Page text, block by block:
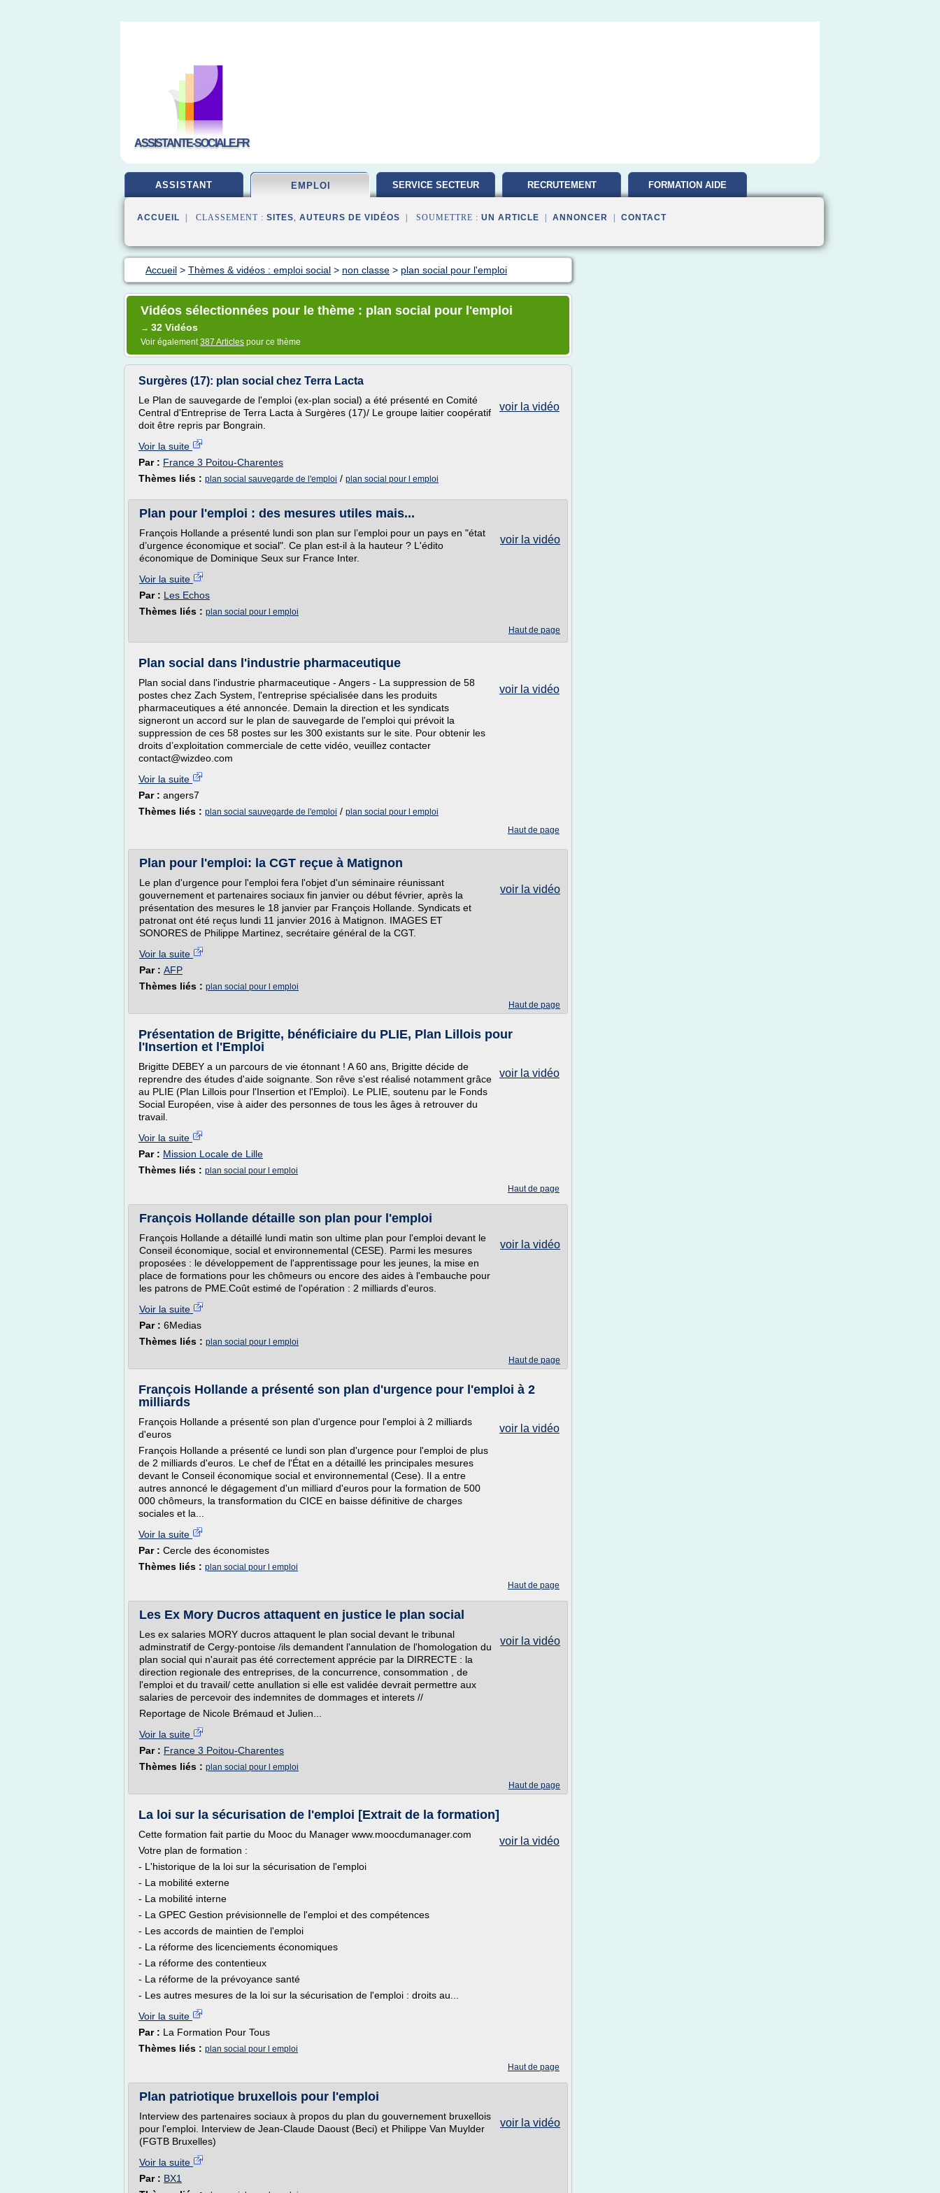
ASSISTANTE-SOCIALE.FR
ASSISTANT EMPLOI SERVICE SECTEUR RECRUTEMENT FORMATION AIDE
ACCUEIL | CLASSEMENT : SITES, AUTEURS DE VIDÉOS | SOUMETTRE : UN ARTICLE ANNONCER CONTACT
Accueil > Thèmes & vidéos : emploi social > non classe > plan social pour l'emploi
Vidéos sélectionnées pour le thème : plan social pour l'emploi
→ 32 Vidéos
Voir également387 Articles pour ce thème
Surgères (17): plan social chez Terra Lacta
voir la vidéo
Le Plan de sauvegarde de l'emploi (ex-plan social) a été présenté en Comité
Central d'Entreprise de Terra Lacta à Surgères (17)/ Le groupe laitier coopératif
doit être repris par Bongrain.
Voir la suite
Par : France 3 Poitou-Charentes
Thèmes liés : plan social sauvegarde de l'emploi / plan social pour l emploi
Plan pour l'emploi : des mesures utiles mais...
voir la vidéo
François Hollande a présenté lundi son plan sur l’emploi pour un pays en "état
d’urgence économique et social". Ce plan est-il à la hauteur ? L'édito
économique de Dominique Seux sur France Inter.
Voir la suite
Par : Les Echos
Thèmes liés : plan social pour l emploi
Haut de page
Plan social dans l'industrie pharmaceutique
voir la vidéo
Plan social dans l'industrie pharmaceutique - Angers - La suppression de 58
postes chez Zach System, l'entreprise spécialisée dans les produits
pharmaceutiques a été annoncée. Demain la direction et les syndicats
signeront un accord sur le plan de sauvegarde de l'emploi qui prévoit la
suppression de ces 58 postes sur les 300 existants sur le site. Pour obtenir les
droits d’exploitation commerciale de cette vidéo, veuillez contacter
contact@wizdeo.com
Voir la suite
Par : angers7
Thèmes liés : plan social sauvegarde de l'emploi / plan social pour l emploi
Haut de page
Plan pour l'emploi: la CGT reçue à Matignon
voir la vidéo
Le plan d'urgence pour l'emploi fera l'objet d'un séminaire réunissant
gouvernement et partenaires sociaux fin janvier ou début février, après la
présentation des mesures le 18 janvier par François Hollande. Syndicats et
patronat ont été reçus lundi 11 janvier 2016 à Matignon. IMAGES ET
SONORES de Philippe Martinez, secrétaire général de la CGT.
Voir la suite
Par : AFP
Thèmes liés : plan social pour l emploi
Haut de page
Présentation de Brigitte, bénéficiaire du PLIE, Plan Lillois pour
l'Insertion et l'Emploi
voir la vidéo
Brigitte DEBEY a un parcours de vie étonnant ! A 60 ans, Brigitte décide de
reprendre des études d'aide soignante. Son rêve s'est réalisé notamment grâce
au PLIE (Plan Lillois pour l'Insertion et l'Emploi). Le PLIE, soutenu par le Fonds
Social Européen, vise à aider des personnes de tous les âges à retrouver du
travail.
Voir la suite
Par : Mission Locale de Lille
Thèmes liés : plan social pour l emploi
Haut de page
François Hollande détaille son plan pour l'emploi
voir la vidéo
François Hollande a détaillé lundi matin son ultime plan pour l'emploi devant le
Conseil économique, social et environnemental (CESE). Parmi les mesures
proposées : le développement de l'apprentissage pour les jeunes, la mise en
place de formations pour les chômeurs ou encore des aides à l'embauche pour
les patrons de PME.Coût estimé de l'opération : 2 milliards d'euros.
Voir la suite
Par : 6Medias
Thèmes liés : plan social pour l emploi
Haut de page
François Hollande a présenté son plan d'urgence pour l'emploi à 2
milliards
voir la vidéo
François Hollande a présenté son plan d'urgence pour l'emploi à 2 milliards
d'euros
François Hollande a présenté ce lundi son plan d'urgence pour l'emploi de plus
de 2 milliards d'euros. Le chef de l'État en a détaillé les principales mesures
devant le Conseil économique social et environnemental (Cese). Il a entre
autres annoncé le dégagement d'un milliard d'euros pour la formation de 500
000 chômeurs, la transformation du CICE en baisse définitive de charges
sociales et la...
Voir la suite
Par : Cercle des économistes
Thèmes liés : plan social pour l emploi
Haut de page
Les Ex Mory Ducros attaquent en justice le plan social
voir la vidéo
Les ex salaries MORY ducros attaquent le plan social devant le tribunal
adminstratif de Cergy-pontoise /ils demandent l'annulation de l'homologation du
plan social qui n'aurait pas été correctement apprécie par la DIRRECTE : la
direction regionale des entreprises, de la concurrence, consommation , de
l'emploi et du travail/ cette anullation si elle est validée devrait permettre aux
salaries de percevoir des indemnites de dommages et interets //
Reportage de Nicole Brémaud et Julien...
Voir la suite
Par : France 3 Poitou-Charentes
Thèmes liés : plan social pour l emploi
Haut de page
La loi sur la sécurisation de l'emploi [Extrait de la formation]
voir la vidéo
Cette formation fait partie du Mooc du Manager www.moocdumanager.com
Votre plan de formation :
- L'historique de la loi sur la sécurisation de l'emploi
- La mobilité externe
- La mobilité interne
- La GPEC Gestion prévisionnelle de l'emploi et des compétences
- Les accords de maintien de l'emploi
- La réforme des licenciements économiques
- La réforme des contentieux
- La réforme de la prévoyance santé
- Les autres mesures de la loi sur la sécurisation de l'emploi : droits au...
Voir la suite
Par : La Formation Pour Tous
Thèmes liés : plan social pour l emploi
Haut de page
Plan patriotique bruxellois pour l'emploi
voir la vidéo
Interview des partenaires sociaux à propos du plan du gouvernement bruxellois
pour l'emploi. Interview de Jean-Claude Daoust (Beci) et Philippe Van Muylder
(FGTB Bruxelles)
Voir la suite
Par : BX1